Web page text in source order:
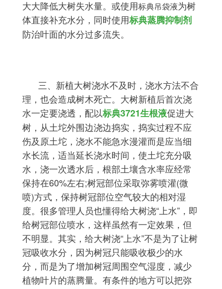
大大降低大树失水量。或使用标典吊袋液为树
体直接补充水分，同时使用标典蒸腾抑制剂
防治叶面的水分过多流失。
三、新植大树浇水不及时，浇水方法不合
理，也会造成树木死亡。大树新植后首次浇
水一定要浇透，配以标典3721生根液促进大
树，从土坨外围边浇边捣实，捣实过程不应
伤及原土坨，浇水不能急水漫灌而是应当细
水长流，适当延长浇水时间，使土坨充分吸
水，浇一次透水后，根部土壤含水率应经常
保持在60%左右;树冠部位采取弥雾喷灌(微
喷)方式，保持树冠部位空气较大的相对湿
度。很多管理人员也懂得给大树浇“上水”，即
给树冠部位喷水，这样虽然有一定效果，但
不明显。其实，给大树浇“上水”不是为了让树
冠吸收水分，因为树冠只能吸收极少的水
分，而是为了增加树冠周围空气湿度，减少
植物叶片的蒸腾量。有条件的地方可以把弥